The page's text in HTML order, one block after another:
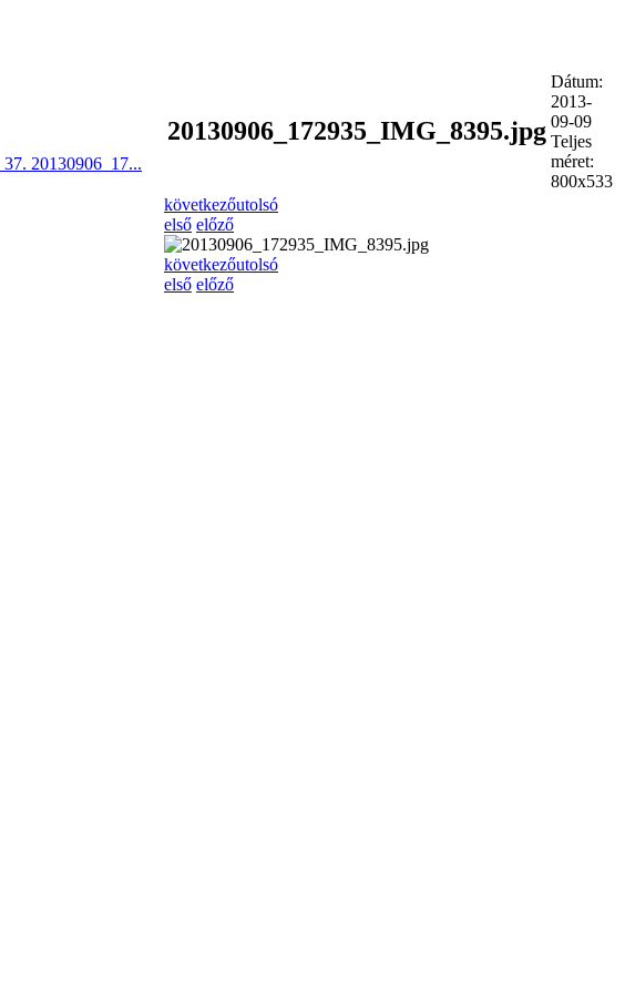
37. 20130906_17...
20130906_172935_IMG_8395.jpg
Dátum:
2013-
09-09
Teljes
méret:
800x533
következőutolsó
első előző
következőutolsó
első előző